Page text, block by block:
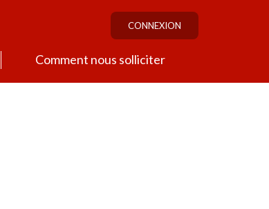
CONNEXION
Comment nous solliciter